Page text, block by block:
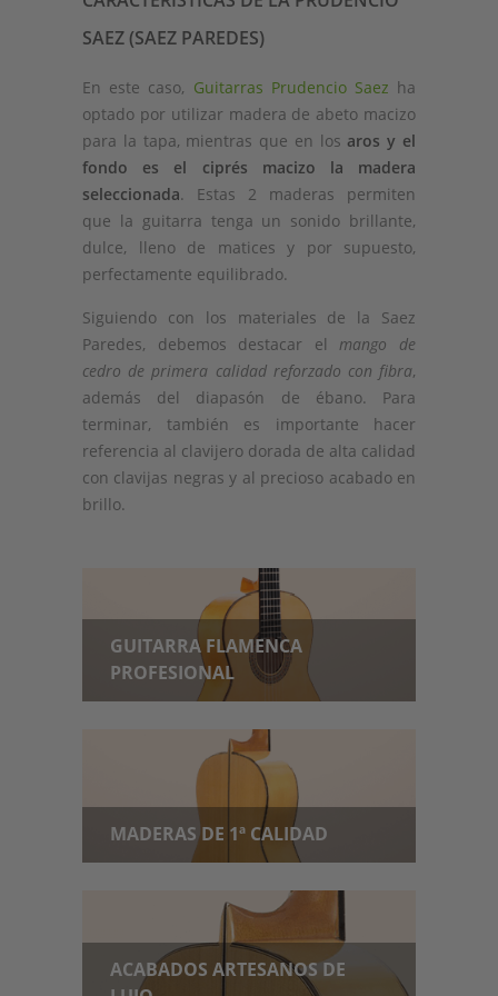
SAEZ (SAEZ PAREDES)
En este caso, Guitarras Prudencio Saez ha
optado por utilizar madera de abeto macizo
para la tapa, mientras que en los aros y el
fondo es el ciprés macizo la madera
seleccionada. Estas 2 maderas permiten
que la guitarra tenga un sonido brillante,
dulce, lleno de matices y por supuesto,
perfectamente equilibrado.
Siguiendo con los materiales de la Saez
Paredes, debemos destacar el mango de
cedro de primera calidad reforzado con fibra,
además del diapasón de ébano. Para
terminar, también es importante hacer
referencia al clavijero dorada de alta calidad
con clavijas negras y al precioso acabado en
brillo.
GUITARRA FLAMENCA
PROFESIONAL
MADERAS DE 1ª CALIDAD
ACABADOS ARTESANOS DE